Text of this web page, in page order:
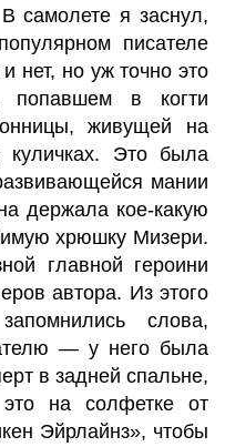
самолете я заснул,
писателе
нет, но уж точно это
попавшем в когти
живущей на
Это была
мании
держала кое-какую
хрюшку Мизери.
главной героини
автора. Из этого
слова,
— у него была
в задней спальне,
на солфетке от
Эйрлайнз», чтобы